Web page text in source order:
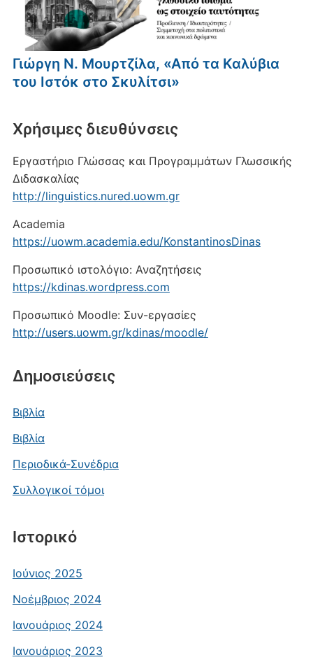
Γιώργη Ν. Μουρτζίλα, «Από τα Καλύβια
του Ιστόκ στο Σκυλίτσι»
Xρήσιμες διευθύνσεις
Εργαστήριο Γλώσσας και Προγραμμάτων Γλωσσικής
Διδασκαλίας
http://linguistics.nured.uowm.gr
Academia
https://uowm.academia.edu/KonstantinosDinas
Προσωπικό ιστολόγιο: Αναζητήσεις
https://kdinas.wordpress.com
Προσωπικό Moodle: Συν-εργασίες
http://users.uowm.gr/kdinas/moodle/
Δημοσιεύσεις
Βιβλία
Βιβλία
Περιοδικά-Συνέδρια
Συλλογικοί τόμοι
Ιστορικό
Ιούνιος 2025
Νοέμβριος 2024
Ιανουάριος 2024
Ιανουάριος 2023